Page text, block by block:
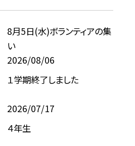
8月5日(水)ボランティアの集
い
2026/08/06
１学期終了しました
2026/07/17
４年生